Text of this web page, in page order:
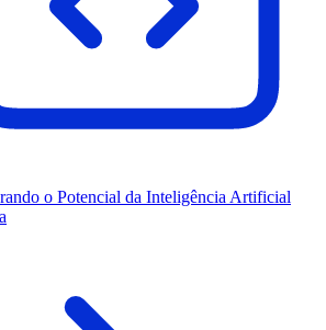
o Potencial da Inteligência Artificial